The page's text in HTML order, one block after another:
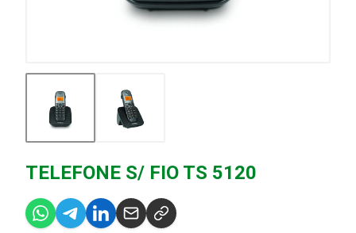
TELEFONE S/ FIO TS 5120